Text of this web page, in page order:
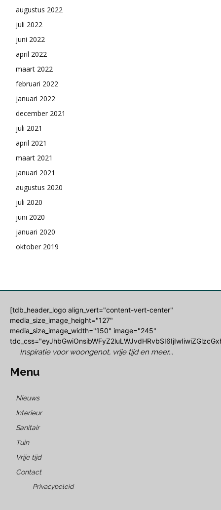
augustus 2022
juli 2022
juni 2022
april 2022
maart 2022
februari 2022
januari 2022
december 2021
juli 2021
april 2021
maart 2021
januari 2021
augustus 2020
juli 2020
juni 2020
januari 2020
oktober 2019
[tdb_header_logo align_vert="content-vert-center"
media_size_image_height="127"
media_size_image_width="150" image="245"
Inspiratie voor woongenot, vrije tijd en meer...
Menu
Nieuws
Interieur
Sanitair
Tuin
Vrije tijd
Contact
Privacybeleid